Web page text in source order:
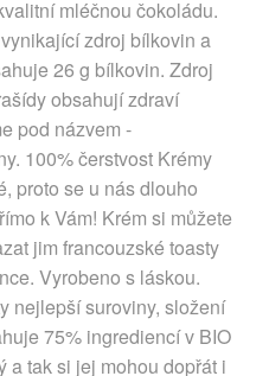
mléčnou čokoládu.
zdroj bílkovin a
26 g bílkovin. Zdroj
obsahují zdraví
pod názvem -
100% čerstvost Krémy
proto se u nás dlouho
k Vám! Krém si můžete
jim francouzské toasty
Vyrobeno s láskou.
nejlepší suroviny, složení
75% ingrediencí v BIO
a tak si jej mohou dopřát i